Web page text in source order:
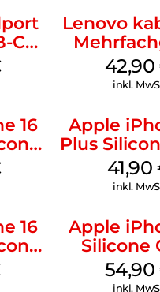
C
Lenovo
Luna
42,90
inkl.
16
Apple
Plus
MagSafe
Gray
41,90
inkl.
16
Apple
Silicone
MagSafe
54,90
inkl.